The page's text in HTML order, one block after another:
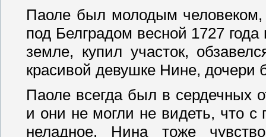
Паоле был молодым
под Белградом весной 1727
земле, купил участок,
красивой девушке Нине, дочери
Паоле всегда был в сердечных
и они не могли не видеть, что с
неладное. Нина тоже